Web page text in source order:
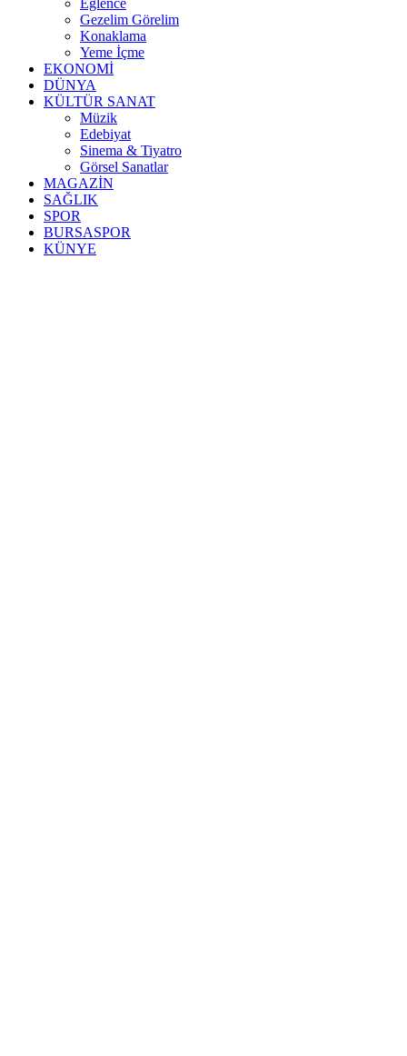
Gezelim Görelim
Konaklama
Yeme İçme
EKONOMİ
DÜNYA
KÜLTÜR SANAT
Müzik
Edebiyat
Sinema & Tiyatro
Görsel Sanatlar
MAGAZİN
SAĞLIK
SPOR
BURSASPOR
KÜNYE